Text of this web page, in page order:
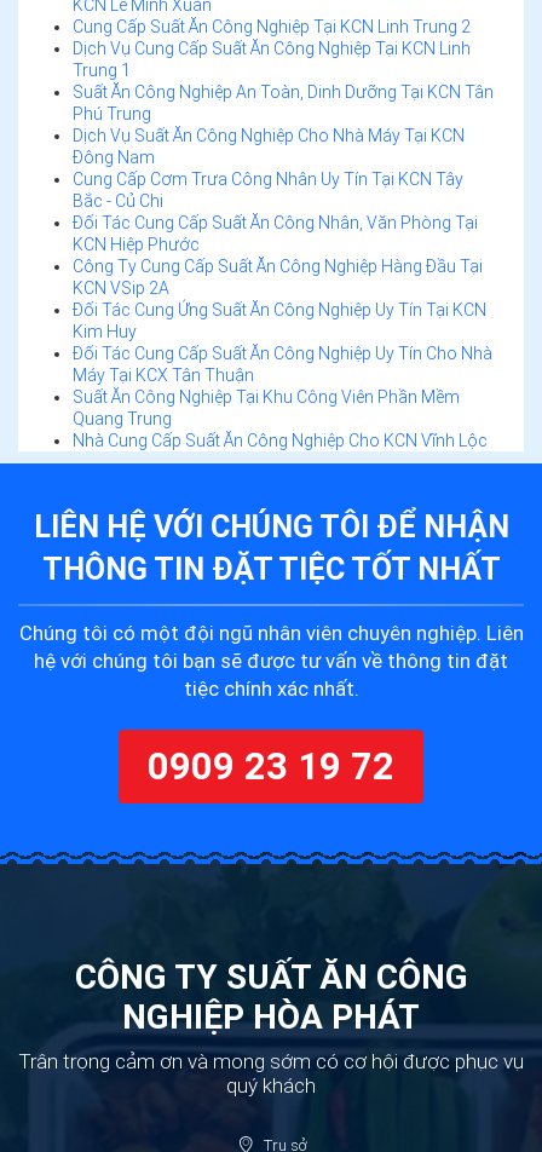
KCN Lê Minh Xuân
Cung Cấp Suất Ăn Công Nghiệp Tại KCN Linh Trung 2
Dịch Vụ Cung Cấp Suất Ăn Công Nghiệp Tại KCN Linh
Trung 1
Suất Ăn Công Nghiệp An Toàn, Dinh Dưỡng Tại KCN Tân
Phú Trung
Dịch Vụ Suất Ăn Công Nghiệp Cho Nhà Máy Tại KCN
Đông Nam
Cung Cấp Cơm Trưa Công Nhân Uy Tín Tại KCN Tây
Bắc - Củ Chi
Đối Tác Cung Cấp Suất Ăn Công Nhân, Văn Phòng Tại
KCN Hiệp Phước
Công Ty Cung Cấp Suất Ăn Công Nghiệp Hàng Đầu Tại
KCN VSip 2A
Đối Tác Cung Ứng Suất Ăn Công Nghiệp Uy Tín Tại KCN
Kim Huy
Đối Tác Cung Cấp Suất Ăn Công Nghiệp Uy Tín Cho Nhà
Máy Tại KCX Tân Thuận
Suất Ăn Công Nghiệp Tại Khu Công Viên Phần Mềm
Quang Trung
Nhà Cung Cấp Suất Ăn Công Nghiệp Cho KCN Vĩnh Lộc
LIÊN HỆ VỚI CHÚNG TÔI ĐỂ NHẬN
THÔNG TIN ĐẶT TIỆCTỐT NHẤT
Chúng tôi có một đội ngũ nhân viên chuyên nghiệp. Liên
hệ với chúng tôi bạn sẽ được tư vấn về thông tin đặt
tiệc chính xác nhất.
0909 23 19 72
CÔNG TY SUẤT ĂN CÔNG
NGHIỆP HÒA PHÁT
Trân trọng cảm ơn và mong sớm có cơ hội được phục vụ
quý khách
Trụ sở